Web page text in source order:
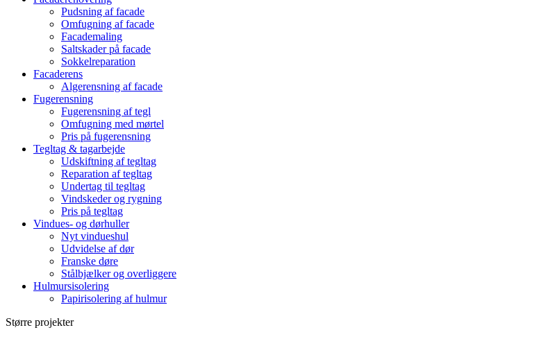
Pudsning af facade
Omfugning af facade
Facademaling
Saltskader på facade
Sokkelreparation
Facaderens
Algerensning af facade
Fugerensning
Fugerensning af tegl
Omfugning med mørtel
Pris på fugerensning
Tegltag & tagarbejde
Udskiftning af tegltag
Reparation af tegltag
Undertag til tegltag
Vindskeder og rygning
Pris på tegltag
Vindues- og dørhuller
Nyt vindueshul
Udvidelse af dør
Franske døre
Stålbjælker og overliggere
Hulmursisolering
Papirisolering af hulmur
Større projekter